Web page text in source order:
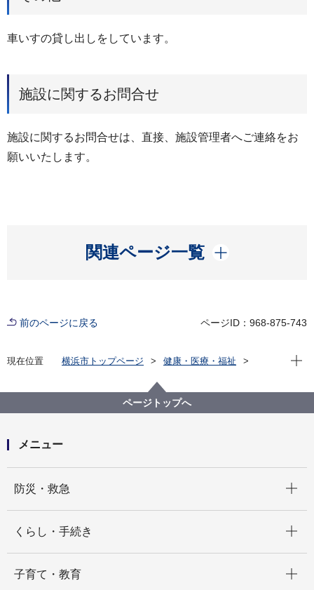
車いすの貸し出しをしています。
施設に関するお問合せ
施設に関するお問合せは、直接、施設管理者へご連絡をお
願いいたします。
関連ページ一覧
開く
前のページに戻る ページID：968-875-743
現在位置 横浜市トップページ
健康・医療・福祉
市内公共施設等バリアフリー情報
横浜市スポーツ医科学センター
現在
ページトップへ
メニュー
防災・救急
くらし・手続き
子育て・教育